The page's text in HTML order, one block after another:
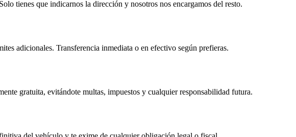
tienes que indicarnos la dirección y nosotros nos encargamos del resto.
adicionales. Transferencia inmediata o en efectivo según prefieras.
gratuita, evitándote multas, impuestos y cualquier responsabilidad futura.